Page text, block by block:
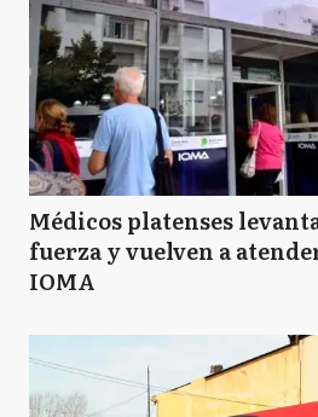
Médicos platenses
fuerza y vuelven a
IOMA